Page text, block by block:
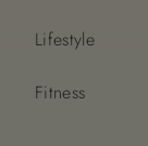
Lifestyle
Fitness